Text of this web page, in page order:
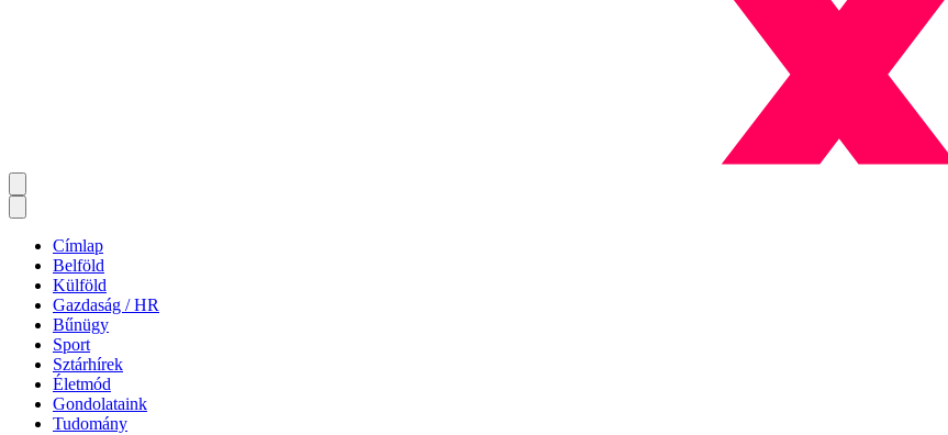
Címlap
Belföld
Külföld
Gazdaság / HR
Bűnügy
Sport
Sztárhírek
Életmód
Gondolataink
Tudomány